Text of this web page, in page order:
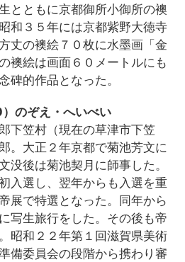
とともに京都御所小御所の襖
和３５年には京都紫野大徳寺
丈の襖絵７０枚に水墨画「金
襖絵は画面６０メートルにも
碑的作品となった。
のぞえ・へいべい
下笠村（現在の草津市下笠
。大正２年京都で菊池芳文に
没後は菊池契月に師事した。
入選し、翌年からも入選を重
展で特選となった。同年から
写生旅行をした。その後も帝
昭和２２年第１回滋賀県美術
備委員会の段階から携わり審